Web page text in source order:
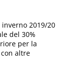
2019/20
del 30%
per la
altre